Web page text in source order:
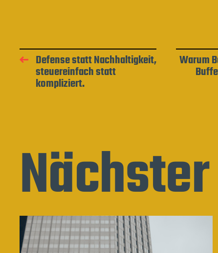
Defense statt Nachhaltigkeit,
steuereinfach statt
kompliziert.
Warum